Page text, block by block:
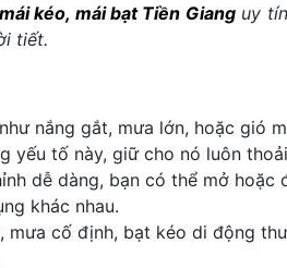
kéo, mái bạt Tiền Gianguy tín
tiết.
nắng gắt, mưa lớn, hoặc gió
yếu tố này, giữ cho nó luôn
dễ dàng, bạn có thể mở
khác nhau.
cố định, bạt kéo di động